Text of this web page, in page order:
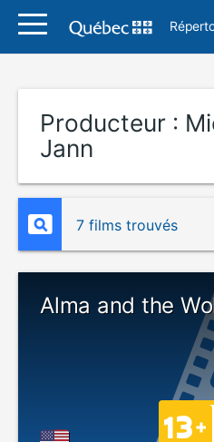
Producteur :
Jann
7 films trouvés
Alma and the